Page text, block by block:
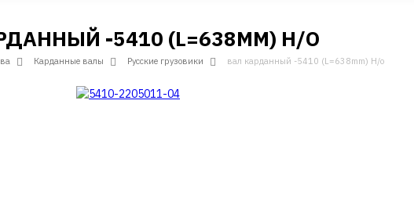
-5410 (L=638MM) Н/О
Карданные валы Русские грузовики вал карданный -5410 (L=638mm) Н/о